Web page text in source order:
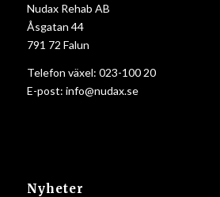
Nudax Rehab AB
Åsgatan 44
791 72 Falun
Telefon växel: 023-100 20
E-post: info@nudax.se
Nyheter